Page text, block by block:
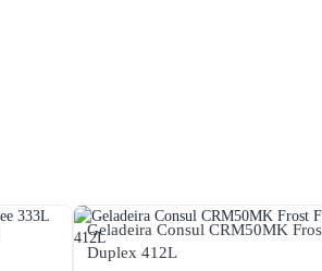
Geladeira Consul CRM50MK
Duplex 412L